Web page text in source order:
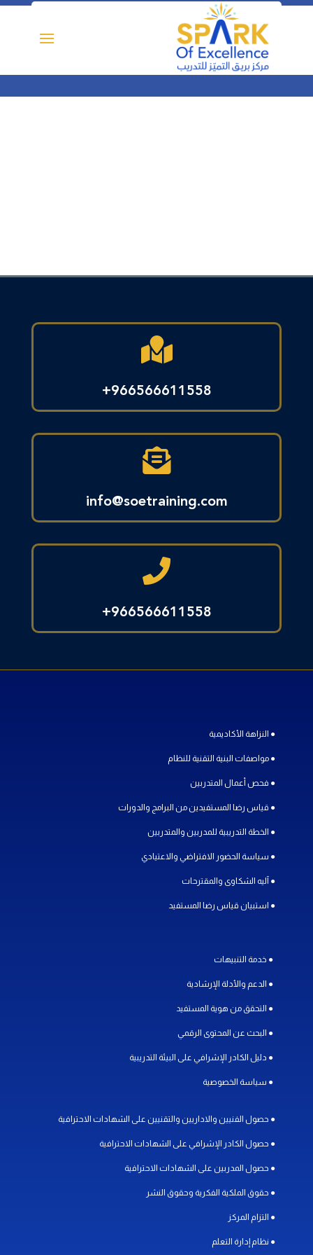
مبادئ إدارة العقود وتسوية النزاعات

966566611558+

info@soetraining.com

966566611558+
● النزاهة الأكاديمية
● مواصفات البنية التقنية للنظام
● فحص أعمال المتدربين
● قياس رضا المستفيدين من البرامج والدورات
● الخطة التدريبية للمدربين والمتدربين
● سياسة الحضور الافتراضي والاعتيادي
● آليه الشكاوى والمقترحات
● استبيان قياس رضا المستفيد
● خدمة التنبيهات
● الدعم والأدلة الإرشادية
● التحقق من هوية المستفيد
● البحث عن المحتوى الرقمي
● دليل الكادر الإشرافي على البيئة التدريبية
● سياسة الخصوصية
● حصول الفنيين والاداريين والتقنيين على الشهادات الاحترافية
● حصول الكادر الإشرافي على الشهادات الاحترافية
● حصول المدربين على الشهادات الاحترافية
● حقوق الملكية الفكرية وحقوق النشر
● التزام المركز
● نظام إدارة التعلم